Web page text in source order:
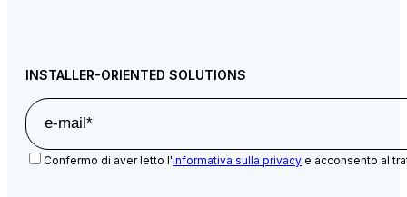
INSTALLER-ORIENTED SOLUTIONS
Confermo di aver letto l'informativa sulla privacy e acconsento al